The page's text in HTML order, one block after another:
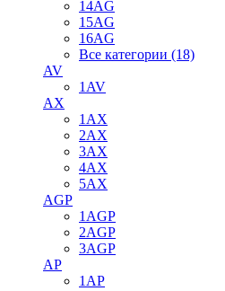
14AG
15AG
16AG
Все категории (18)
AV
1AV
AX
1AX
2AX
3AX
4AX
5AX
AGP
1AGP
2AGP
3AGP
AP
1AP